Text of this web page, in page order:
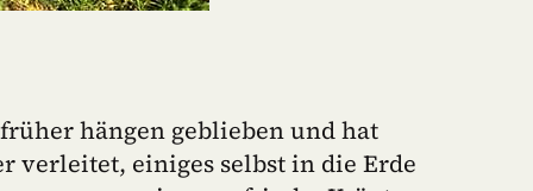
hängen geblieben und hat
verleitet, einiges selbst in die Erde